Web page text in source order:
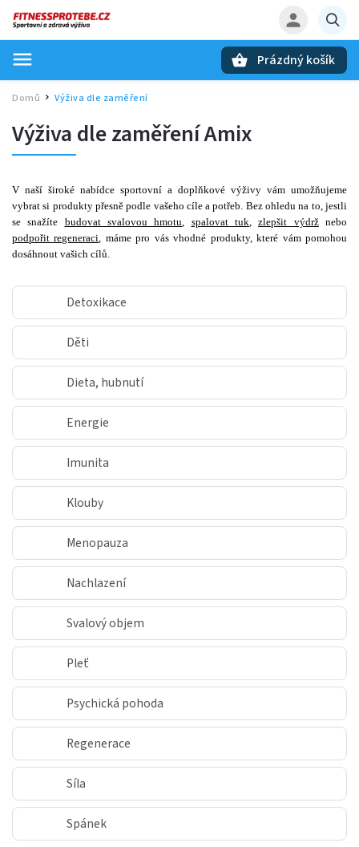
Prázdný košík
Domů / Výživa dle zaměření
Výživa dle zaměření Amix
V naší široké nabídce sportovní a doplňkové výživy vám umožňujeme
vybrat si produkty přesně podle vašeho cíle a potřeb. Bez ohledu na to, jestli
se snažíte budovat svalovou hmotu, spalovat tuk,zlepšit výdržnebo
podpořit regeneraci, máme pro vás vhodné produkty, které vám pomohou
dosáhnout vašich cílů.
Detoxikace
Děti
Dieta, hubnutí
Energie
Imunita
Klouby
Menopauza
Nachlazení
Svalový objem
Pleť
Psychická pohoda
Regenerace
Síla
Spánek